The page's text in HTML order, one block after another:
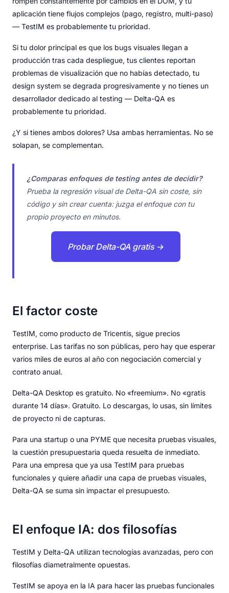
aplicación tiene flujos complejos (pago, registro, multi-paso)
— TestIM es probablemente tu prioridad.
Si tu dolor principal es que los bugs visuales llegan a
producción tras cada despliegue, tus clientes reportan
problemas de visualización que no habías detectado, tu
design system se degrada progresivamente y no tienes un
desarrollador dedicado al testing — Delta-QA es
probablemente tu prioridad.
¿Y si tienes ambos dolores? Usa ambas herramientas. No se
solapan, se complementan.
¿Comparas enfoques de testing antes de decidir?
Prueba la regresión visual de Delta-QA sin coste, sin
código y sin crear cuenta: juzga el enfoque con tu
propio proyecto en minutos.
Probar Delta-QA gratis →
El factor coste
TestIM, como producto de Tricentis, sigue precios
enterprise. Las tarifas no son públicas, pero hay que esperar
varios miles de euros al año con negociación comercial y
contrato anual.
Delta-QA Desktop es gratuito. No «freemium». No «gratis
durante 14 días». Gratuito. Lo descargas, lo usas, sin límites
de proyecto ni de capturas.
Para una startup o una PYME que necesita pruebas visuales,
la cuestión presupuestaria queda resuelta de inmediato.
Para una empresa que ya usa TestIM para pruebas
funcionales y quiere añadir una capa de pruebas visuales,
Delta-QA se suma sin impactar el presupuesto.
El enfoque IA: dos filosofías
TestIM y Delta-QA utilizan tecnologías avanzadas, pero con
filosofías diametralmente opuestas.
TestIM se apoya en la IA para hacer las pruebas funcionales